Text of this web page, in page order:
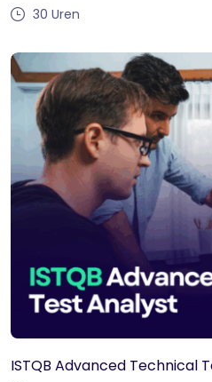
30 Uren
ISTQB Advanced Technical